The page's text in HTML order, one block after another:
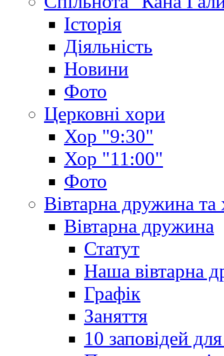
Історія
Діяльність
Новини
Фото
Церковні хори
Хор "9:30"
Хор "11:00"
Фото
Вівтарна дружина та
Вівтарна дружина
Статут
Наша вівтарна
Графік
Заняття
10 заповідей